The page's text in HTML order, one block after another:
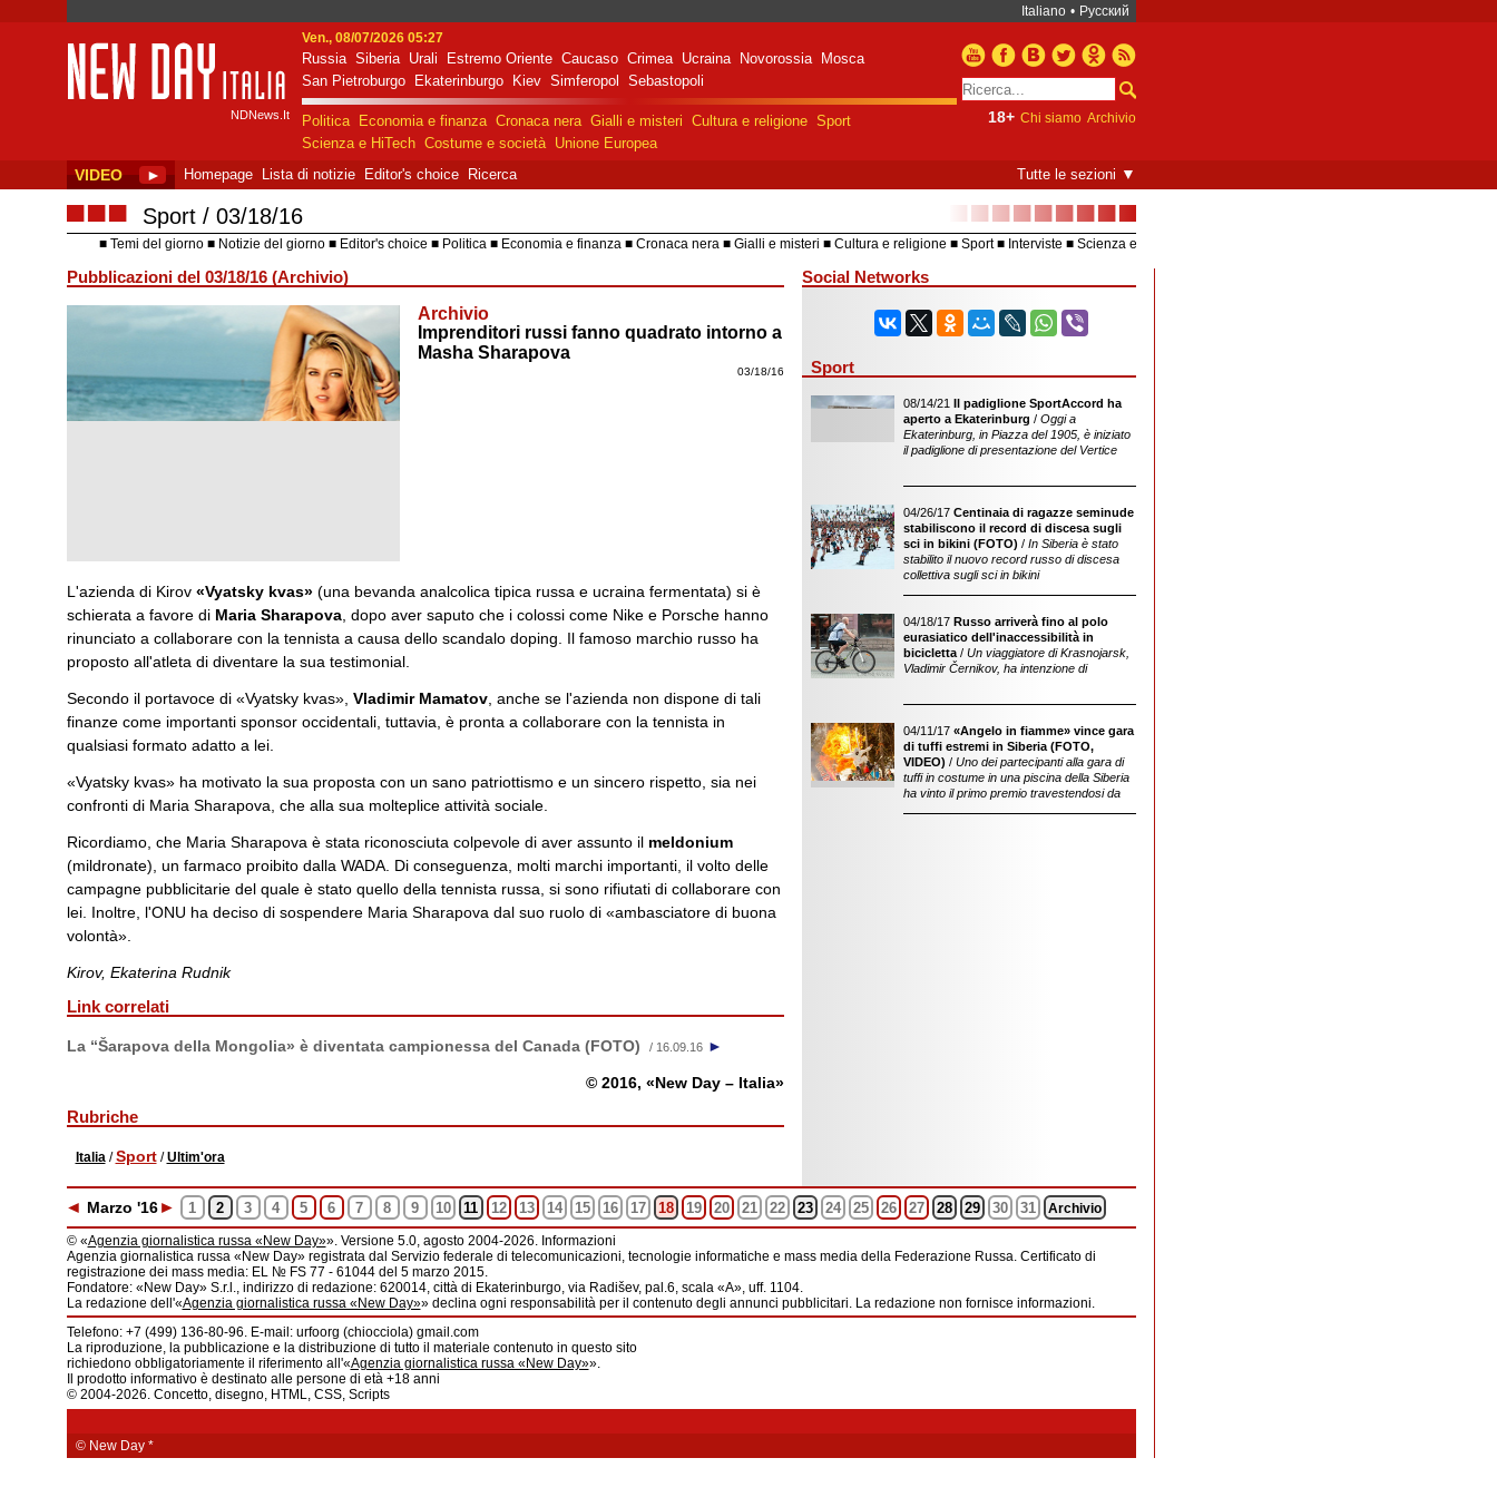
Italiano • Русский
New Day Italia
NDNews.It
Ven., 08/07/2026 05:27
Russia Siberia Urali Estremo Oriente Caucaso Crimea Ucraina Novorossia
Mosca
San Pietroburgo
Ekaterinburgo Kiev Simferopol Sebastopoli
Politica Economia e finanza Cronaca nera Gialli e misteri Cultura e religione Sport
Scienza e HiTech Costume e società Unione Europea
18+ Chi siamo Archivio
VIDEO ► Homepage Lista di notizie Editor's choice Ricerca Tutte le sezioni ▼
■■■ Sport 03/18/16 ■■■■■■■■■
Temi del giorno Notizie del giorno Editor's choice Politica Economia e finanza Cronaca nera Gialli e misteri Cultura e religione Sport Interviste
Scienza e
Pubblicazioni del 03/18/16 (Archivio)
Archivio
Imprenditori russi fanno quadrato intorno a
Masha Sharapova
03/18/16
L'azienda di Kirov «Vyatsky kvas»(una bevanda analcolica tipica russa e ucraina fermentata) si è
schierata a favore di Maria Sharapova, dopo aver saputo che i colossi come Nike e Porsche hanno
rinunciato a collaborare con la tennista a causa dello scandalo doping. Il famoso marchio russo ha
proposto all'atleta di diventare la sua testimonial.
Secondo il portavoce di «Vyatsky kvas», Vladimir Mamatov, anche se l'azienda non dispone di tali
finanze come importanti sponsor occidentali, tuttavia, è pronta a collaborare con la tennista in
qualsiasi formato adatto a lei.
«Vyatsky kvas» ha motivato la sua proposta con un sano patriottismo e un sincero rispetto, sia nei
confronti di Maria Sharapova, che alla sua molteplice attività sociale.
Ricordiamo, che Maria Sharapova è stata riconosciuta colpevole di aver assunto il meldonium
(mildronate), un farmaco proibito dalla WADA. Di conseguenza, molti marchi importanti, il volto delle
campagne pubblicitarie del quale è stato quello della tennista russa, si sono rifiutati di collaborare con
lei. Inoltre, l'ONU ha deciso di sospendere Maria Sharapova dal suo ruolo di «ambasciatore di buona
volontà».
Kirov, Ekaterina Rudnik
Link correlati
La “Šarapova della Mongolia» è diventata campionessa del Canada (FOTO) / 16.09.16 ►
© 2016, «New Day – Italia»
Rubriche
Italia /Sport/Ultim'ora
Social Networks
Sport
08/14/21 Il padiglione SportAccord ha
aperto a Ekaterinburg / Oggi a
Ekaterinburg, in Piazza del 1905, è iniziato
il padiglione di presentazione del Vertice
04/26/17 Centinaia di ragazze seminude
stabiliscono il record di discesa sugli
sci in bikini (FOTO) / In Siberia è stato
stabilito il nuovo record russo di discesa
collettiva sugli sci in bikini
04/18/17 Russo arriverà fino al polo
eurasiatico dell'inaccessibilità in
bicicletta/ Un viaggiatore di Krasnojarsk,
Vladimir Černikov, ha intenzione di
04/11/17 «Angelo in fiamme» vince gara
di tuffi estremi in Siberia (FOTO,
VIDEO) / Uno dei partecipanti alla gara di
tuffi in costume in una piscina della Siberia
ha vinto il primo premio travestendosi da
◄ Marzo '16► 1 2 3 4 5 6 7 8 9 10 11 12 13 14 15 16 17 18 19 20 21 22 23 24 25 26 27 28 29 30 31 Archivio
© «Agenzia giornalistica russa «New Day»». Versione 5.0, agosto 2004-2026. Informazioni
Agenzia giornalistica russa «New Day» registrata dal Servizio federale di telecomunicazioni, tecnologie informatiche e mass media della Federazione Russa. Certificato di
registrazione dei mass media: EL № FS 77 - 61044 del 5 marzo 2015.
Fondatore: «New Day» S.r.l., indirizzo di redazione: 620014, città di Ekaterinburgo, via Radišev, pal.6, scala «А», uff. 1104.
La redazione dell'«Agenzia giornalistica russa «New Day»» declina ogni responsabilità per il contenuto degli annunci pubblicitari. La redazione non fornisce informazioni.
Telefono: +7 (499) 136-80-96. E-mail: urfoorg (chiocciola) gmail.com
La riproduzione, la pubblicazione e la distribuzione di tutto il materiale contenuto in questo sito
richiedono obbligatoriamente il riferimento all'«Agenzia giornalistica russa «New Day»».
Il prodotto informativo è destinato alle persone di età +18 anni
© 2004-2026. Concetto, disegno, HTML, CSS, Scripts
© New Day *